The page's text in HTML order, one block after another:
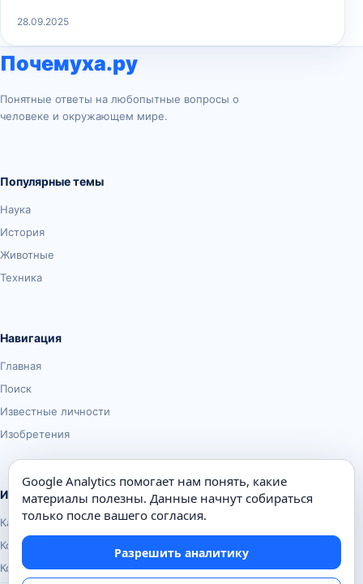
28.09.2025
Почемуха.ру
Понятные ответы на любопытные вопросы о
человеке и окружающем мире.
Популярные темы
Наука
История
Животные
Техника
Навигация
Главная
Поиск
Известные личности
Изобретения
Информация
Карта сайта
Контакты
Конфиденциальность
Google Analytics помогает нам понять, какие
материалы полезны. Данные начнут собираться
только после вашего согласия.
Разрешить аналитику